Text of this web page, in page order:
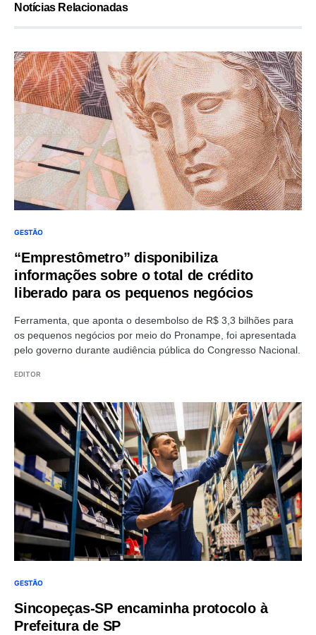
Notícias Relacionadas
GESTÃO
“Emprestômetro” disponibiliza
informações sobre o total de crédito
liberado para os pequenos negócios
Ferramenta, que aponta o desembolso de R$ 3,3 bilhões para
os pequenos negócios por meio do Pronampe, foi apresentada
pelo governo durante audiência pública do Congresso Nacional.
EDITOR
GESTÃO
Sincopeças-SP encaminha protocolo à
Prefeitura de SP